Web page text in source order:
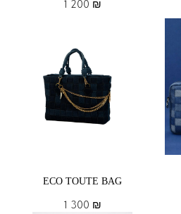
1 200 ₪
ECO TOUTE BAG
1 300 ₪